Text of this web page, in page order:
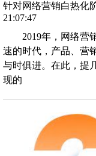
针对网络营销白热化
21:07:47
2019年，网络营
速的时代，产品、营
与时俱进。在此，提
现的